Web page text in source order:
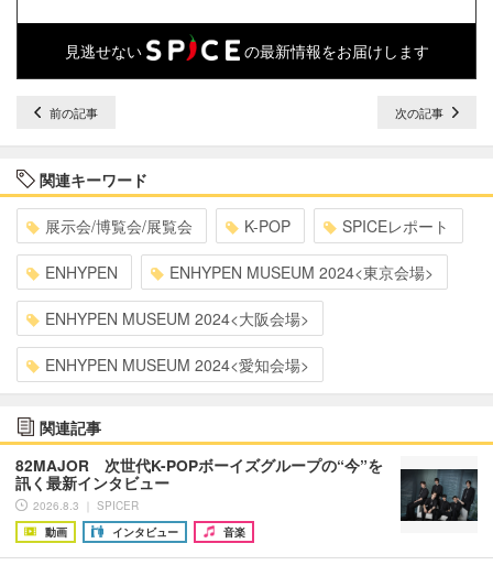
見逃せない の最新情報をお届けします
前の記事 次の記事
関連キーワード
展示会/博覧会/展覧会 K-POP SPICEレポート
ENHYPEN ENHYPEN MUSEUM 2024<東京会場>
ENHYPEN MUSEUM 2024<大阪会場>
ENHYPEN MUSEUM 2024<愛知会場>
関連記事
82MAJOR 次世代K-POPボーイズグループの“今”を
訊く最新インタビュー
2026.8.3 ｜ SPICER
動画
インタビュー 音楽